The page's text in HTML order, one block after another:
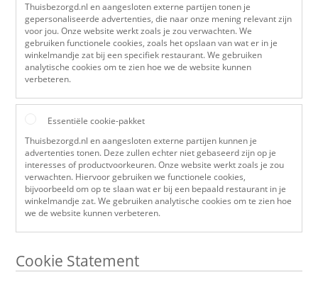
Thuisbezorgd.nl en aangesloten externe partijen tonen je
gepersonaliseerde advertenties, die naar onze mening relevant zijn
voor jou. Onze website werkt zoals je zou verwachten. We
gebruiken functionele cookies, zoals het opslaan van wat er in je
winkelmandje zat bij een specifiek restaurant. We gebruiken
analytische cookies om te zien hoe we de website kunnen
verbeteren.
Essentiële cookie-pakket
Thuisbezorgd.nl en aangesloten externe partijen kunnen je
advertenties tonen. Deze zullen echter niet gebaseerd zijn op je
interesses of productvoorkeuren. Onze website werkt zoals je zou
verwachten. Hiervoor gebruiken we functionele cookies,
bijvoorbeeld om op te slaan wat er bij een bepaald restaurant in je
winkelmandje zat. We gebruiken analytische cookies om te zien hoe
we de website kunnen verbeteren.
Cookie Statement